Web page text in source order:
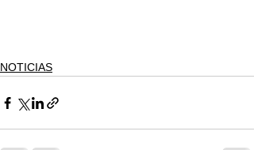
NOTICIAS